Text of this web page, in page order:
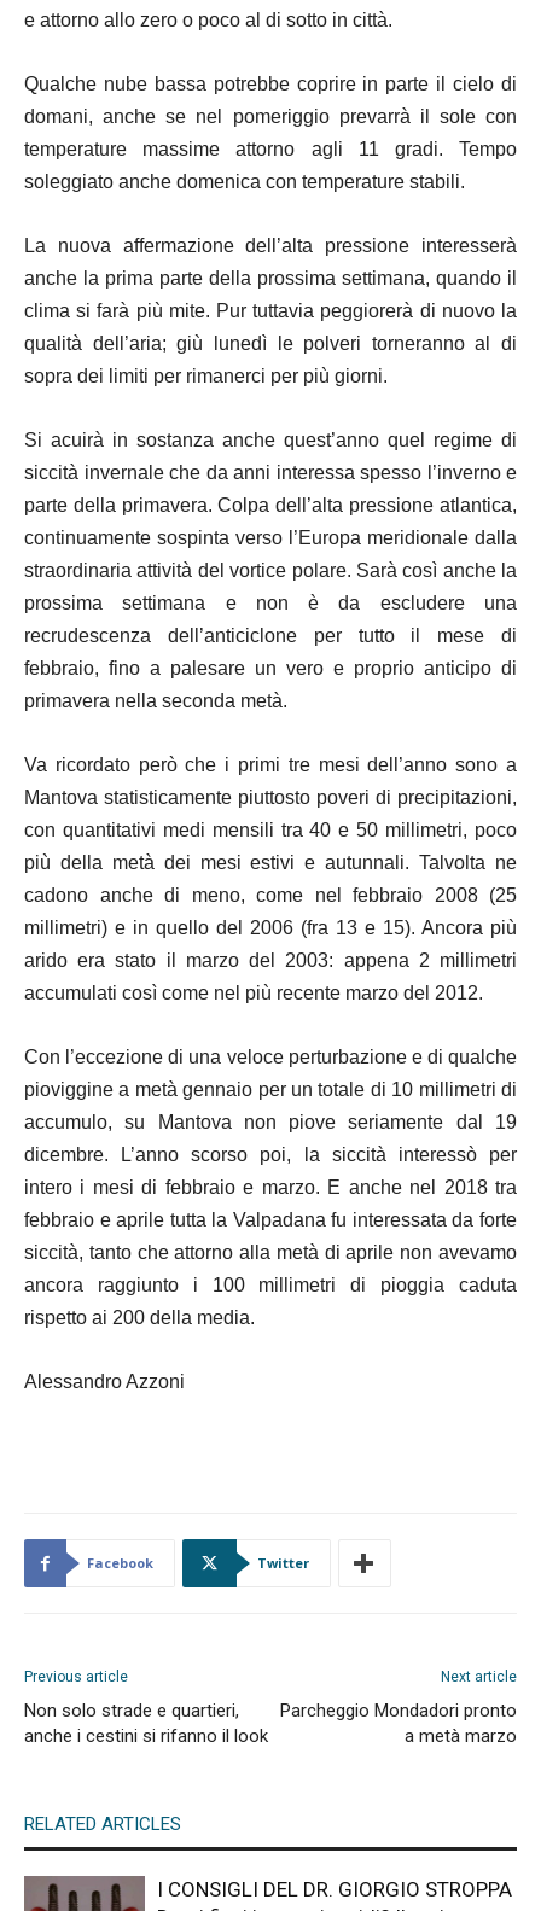
e attorno allo zero o poco al di sotto in città.
Qualche nube bassa potrebbe coprire in parte il cielo di
domani, anche se nel pomeriggio prevarrà il sole con
temperature massime attorno agli 11 gradi. Tempo
soleggiato anche domenica con temperature stabili.
La nuova affermazione dell’alta pressione interesserà
anche la prima parte della prossima settimana, quando il
clima si farà più mite. Pur tuttavia peggiorerà di nuovo la
qualità dell’aria; giù lunedì le polveri torneranno al di
sopra dei limiti per rimanerci per più giorni.
Si acuirà in sostanza anche quest’anno quel regime di
siccità invernale che da anni interessa spesso l’inverno e
parte della primavera. Colpa dell’alta pressione atlantica,
continuamente sospinta verso l’Europa meridionale dalla
straordinaria attività del vortice polare. Sarà così anche la
prossima settimana e non è da escludere una
recrudescenza dell’anticiclone per tutto il mese di
febbraio, fino a palesare un vero e proprio anticipo di
primavera nella seconda metà.
Va ricordato però che i primi tre mesi dell’anno sono a
Mantova statisticamente piuttosto poveri di precipitazioni,
con quantitativi medi mensili tra 40 e 50 millimetri, poco
più della metà dei mesi estivi e autunnali. Talvolta ne
cadono anche di meno, come nel febbraio 2008 (25
millimetri) e in quello del 2006 (fra 13 e 15). Ancora più
arido era stato il marzo del 2003: appena 2 millimetri
accumulati così come nel più recente marzo del 2012.
Con l’eccezione di una veloce perturbazione e di qualche
pioviggine a metà gennaio per un totale di 10 millimetri di
accumulo, su Mantova non piove seriamente dal 19
dicembre. L’anno scorso poi, la siccità interessò per
intero i mesi di febbraio e marzo. E anche nel 2018 tra
febbraio e aprile tutta la Valpadana fu interessata da forte
siccità, tanto che attorno alla metà di aprile non avevamo
ancora raggiunto i 100 millimetri di pioggia caduta
rispetto ai 200 della media.
Alessandro Azzoni
Facebook Twitter
Previous article
Non solo strade e quartieri,
anche i cestini si rifanno il look
Next article
Parcheggio Mondadori pronto
a metà marzo
RELATED ARTICLES
I CONSIGLI DEL DR. GIORGIO STROPPA